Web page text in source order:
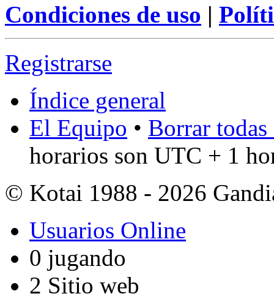
Condiciones de uso |
Registrarse
Índice general
El Equipo • Borrar
horarios son UTC + 1
© Kotai 1988 - 2026
Usuarios Online
0 jugando
2 Sitio web